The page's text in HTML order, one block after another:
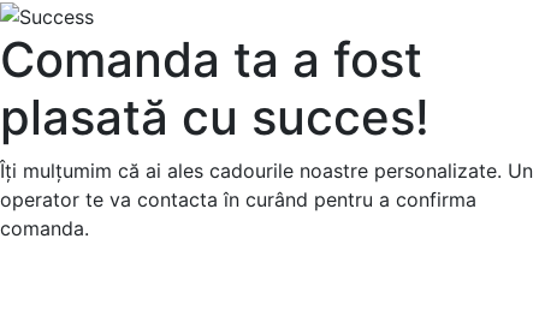
Comanda ta a fost
plasată cu succes!
Îți mulțumim că ai ales cadourile noastre personalizate. Un
operator te va contacta în curând pentru a confirma
comanda.